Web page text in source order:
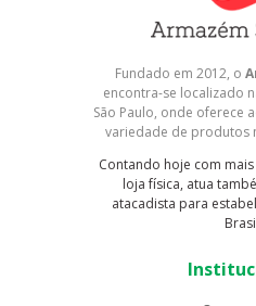
Fundado em 2012, o
encontra-se localizado
São Paulo, onde oferece
variedade de produtos
Contando hoje com
loja física, atua
atacadista para